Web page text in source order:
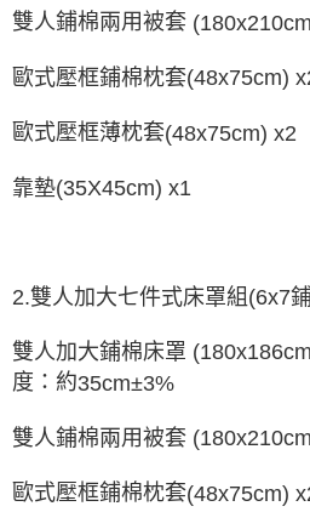
雙人鋪棉兩用被套
歐式壓框鋪棉枕套(48x75cm)
歐式壓框薄枕套(48x75cm) x2
靠墊(35X45cm) x1
2.雙人加大七件式床罩組 (6x7
雙人加大鋪棉床罩
度：約35cm±3%
雙人鋪棉兩用被套
歐式壓框鋪棉枕套(48x75cm)